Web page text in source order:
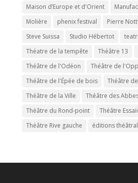
Maison d’Europe et d'Orient
Molière
phenix festival Pierre
Steve Suissa
Studio Hébertot
Théatre de la tempête
Théâtre 13
Théâtre de l'Odéon
Théâtre de
Théâtre de l'Épée de bois
Théâtre
Théâtre de la Ville
Théâtre des
Théâtre du Rond-point
Théâtre
Théâtre Rive gauche
éditions